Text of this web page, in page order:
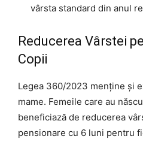
vârsta standard din anul
Reducerea Vârstei
Copii
Legea 360/2023 menține și
mame. Femeile care au
beneficiază de reducerea
pensionare cu 6 luni pentru